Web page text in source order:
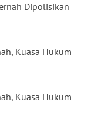
Dipolisikan
Kuasa Hukum
Kuasa Hukum